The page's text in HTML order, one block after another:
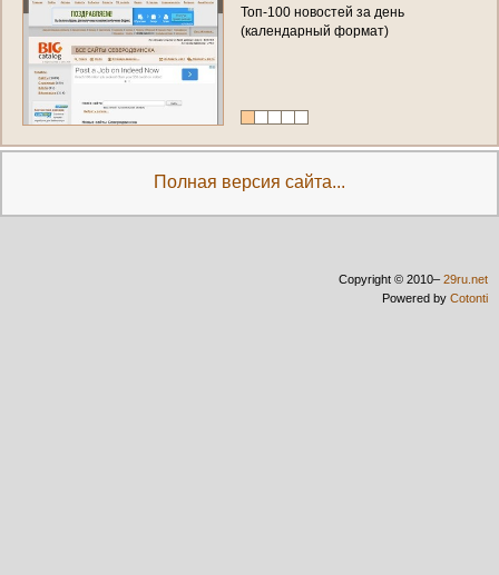
Топ-1 00 новостей за день
(календарный формат)
Полная версия сайта...
Copyright © 2010– 29ru.net
Powered by Cotonti